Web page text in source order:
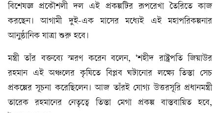
বিশেষজ্ঞ প্রকৌশলী দল এই প্রকল্পটির রূপরেখা তৈরিতে কাজ
করছেন। আগামী দুই-এক মাসের মধ্যেই এই মহাপরিকল্পনার
আনুষ্ঠানিক যাত্রা শুরু হবে।
মন্ত্রী তাঁর বক্তব্যে স্মরণ করেন বলেন, ‘শহীদ রাষ্ট্রপতি জিয়াউর
রহমান এই অঞ্চলের কৃষিতে বিপ্লব ঘটানোর লক্ষ্যে তিস্তা সেচ
প্রকল্পের সূচনা করেছিলেন। আজ তাঁরই যোগ্য উত্তরসূরি প্রধানমন্ত্রী
তারেক রহমানের নেতৃত্বে তিস্তা মেগা প্রকল্প বাস্তবায়িত হবে,